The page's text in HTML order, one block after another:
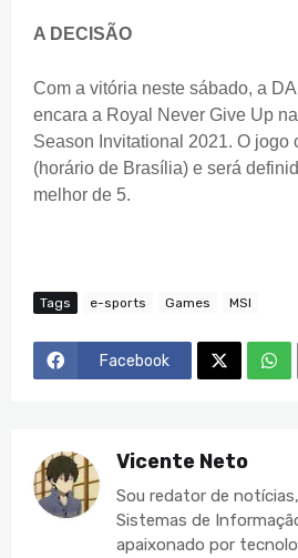
A DECISÃO
Com a vitória neste sábado, a
encara a Royal Never Give Up
Season Invitational 2021. O jogo
(horário de Brasília) e será
melhor de 5.
Tags e-sports Games MSI
Facebook
Vicente Neto
Sou redator de
Sistemas de
apaixonado por